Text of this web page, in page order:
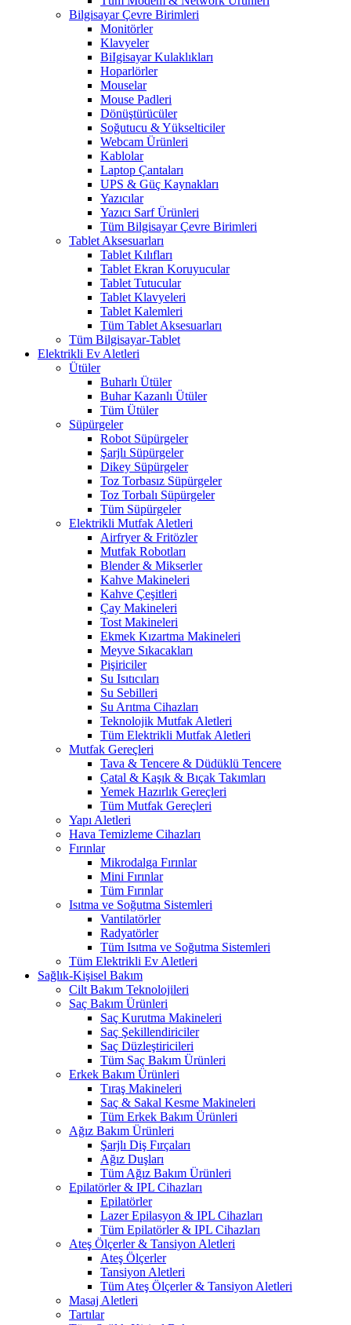
Bilgisayar Çevre Birimleri
Monitörler
Klavyeler
BiIgisayar Kulaklıkları
Hoparlörler
Mouselar
Mouse Padleri
Dönüştürücüler
Soğutucu & Yükselticiler
Webcam Ürünleri
Kablolar
Laptop Çantaları
UPS & Güç Kaynakları
Yazıcılar
Yazıcı Sarf Ürünleri
Tüm Bilgisayar Çevre Birimleri
Tablet Aksesuarları
Tablet Kılıfları
Tablet Ekran Koruyucular
Tablet Tutucular
Tablet Klavyeleri
Tablet Kalemleri
Tüm Tablet Aksesuarları
Tüm Bilgisayar-Tablet
Elektrikli Ev Aletleri
Ütüler
Buharlı Ütüler
Buhar Kazanlı Ütüler
Tüm Ütüler
Süpürgeler
Robot Süpürgeler
Şarjlı Süpürgeler
Dikey Süpürgeler
Toz Torbasız Süpürgeler
Toz Torbalı Süpürgeler
Tüm Süpürgeler
Elektrikli Mutfak Aletleri
Airfryer & Fritözler
Mutfak Robotları
Blender & Mikserler
Kahve Makineleri
Kahve Çeşitleri
Çay Makineleri
Tost Makineleri
Ekmek Kızartma Makineleri
Meyve Sıkacakları
Pişiriciler
Su Isıtıcıları
Su Sebilleri
Su Arıtma Cihazları
Teknolojik Mutfak Aletleri
Tüm Elektrikli Mutfak Aletleri
Mutfak Gereçleri
Tava & Tencere & Düdüklü Tencere
Çatal & Kaşık & Bıçak Takımları
Yemek Hazırlık Gereçleri
Tüm Mutfak Gereçleri
Yapı Aletleri
Hava Temizleme Cihazları
Fırınlar
Mikrodalga Fırınlar
Mini Fırınlar
Tüm Fırınlar
Isıtma ve Soğutma Sistemleri
Vantilatörler
Radyatörler
Tüm Isıtma ve Soğutma Sistemleri
Tüm Elektrikli Ev Aletleri
Sağlık-Kişisel Bakım
Cilt Bakım Teknolojileri
Saç Bakım Ürünleri
Saç Kurutma Makineleri
Saç Şekillendiriciler
Saç Düzleştiricileri
Tüm Saç Bakım Ürünleri
Erkek Bakım Ürünleri
Tıraş Makineleri
Saç & Sakal Kesme Makineleri
Tüm Erkek Bakım Ürünleri
Ağız Bakım Ürünleri
Şarjlı Diş Fırçaları
Ağız Duşları
Tüm Ağız Bakım Ürünleri
Epilatörler & IPL Cihazları
Epilatörler
Lazer Epilasyon & IPL Cihazları
Tüm Epilatörler & IPL Cihazları
Ateş Ölçerler & Tansiyon Aletleri
Ateş Ölçerler
Tansiyon Aletleri
Tüm Ateş Ölçerler & Tansiyon Aletleri
Masaj Aletleri
Tartılar